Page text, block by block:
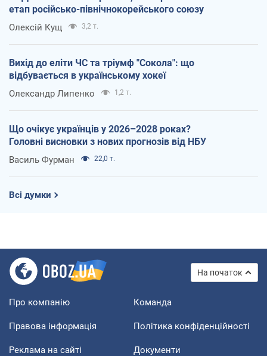
етап російсько-північнокорейського союзу
Олексій Кущ 3,2 т.
Вихід до еліти ЧС та тріумф "Сокола": що
відбувається в українському хокеї
Олександр Липенко 1,2 т.
Що очікує українців у 2026–2028 роках?
Головні висновки з нових прогнозів від НБУ
Василь Фурман 22,0 т.
Всі думки
На початок
Про компанію Команда
Правова інформація Політика конфіденційності
Реклама на сайті Документи